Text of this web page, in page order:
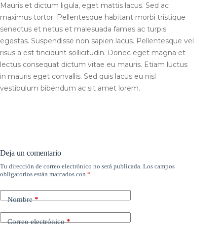
Mauris et dictum ligula, eget mattis lacus. Sed ac
maximus tortor. Pellentesque habitant morbi tristique
senectus et netus et malesuada fames ac turpis
egestas. Suspendisse non sapien lacus. Pellentesque vel
risus a est tincidunt sollicitudin. Donec eget magna et
lectus consequat dictum vitae eu mauris. Etiam luctus
in mauris eget convallis. Sed quis lacus eu nisl
vestibulum bibendum ac sit amet lorem.
Deja un comentario
Tu dirección de correo electrónico no será publicada. Los campos
obligatorios están marcados con *
Nombre*
Correo electrónico*